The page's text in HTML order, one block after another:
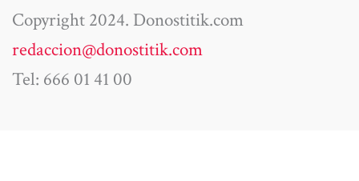
Copyright 2024. Donostitik.com
redaccion@donostitik.com
Tel: 666 01 41 00